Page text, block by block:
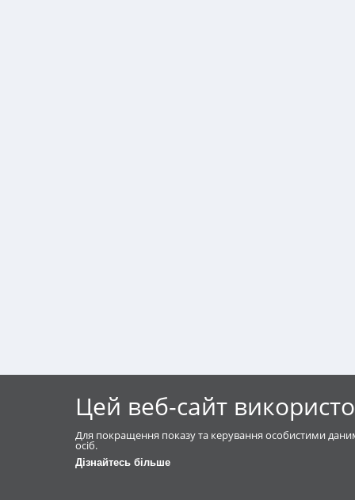
Цей веб-сайт
Для покращення показу та керування особистими
осіб.
Дізнайтесь більше